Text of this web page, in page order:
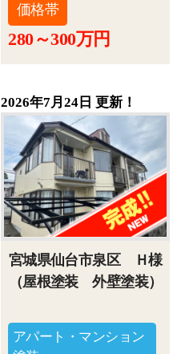
価格帯
280～300万円
2026年7月24日 更新！
宮城県仙台市泉区 Ｈ様
（屋根塗装 外壁塗装）
アパート・マンション